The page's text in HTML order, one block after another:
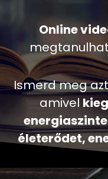
Online
Ismerd meg
amivel
életerődet,